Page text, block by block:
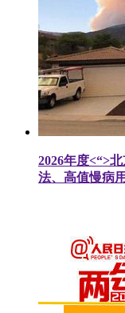
2026年度<“>
法、高值慢病